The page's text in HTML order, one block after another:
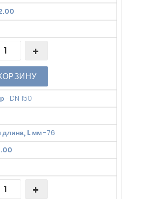
-DN 150
длина, L мм-76